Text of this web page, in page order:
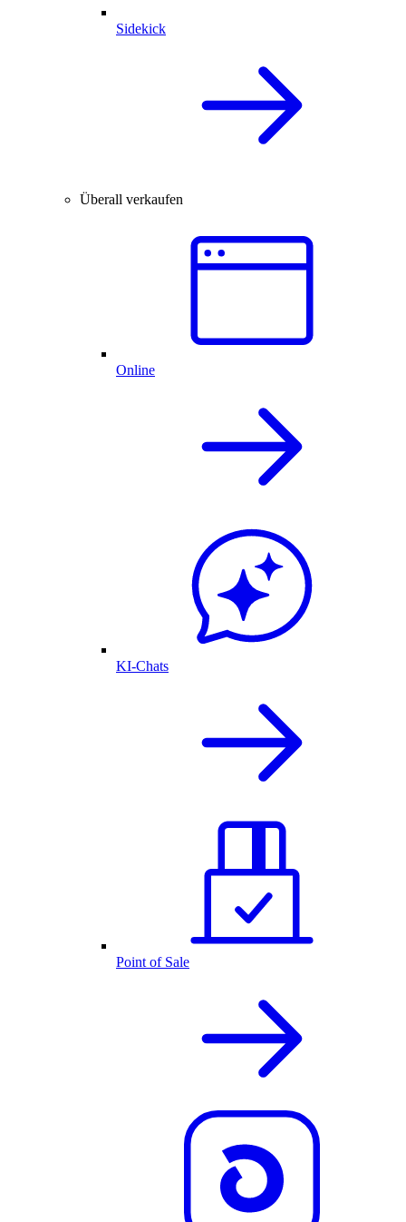
Sidekick
Überall verkaufen
Online
KI-Chats
Point of Sale